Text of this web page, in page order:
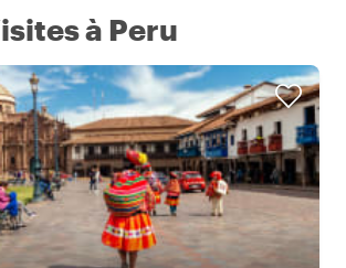
à Peru